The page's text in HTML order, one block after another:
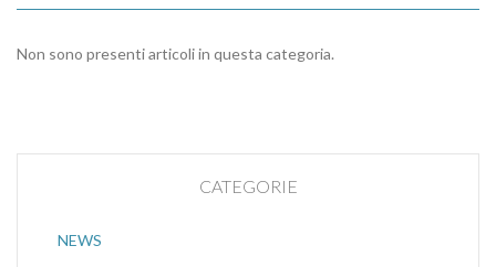
Non sono presenti articoli in questa categoria.
CATEGORIE
NEWS